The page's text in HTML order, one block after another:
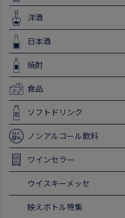
洋酒
日本酒
焼酎
食品
ソフトドリンク
ノンアルコール飲料
ワインセラー
ウイスキーメッセ
映えボトル特集